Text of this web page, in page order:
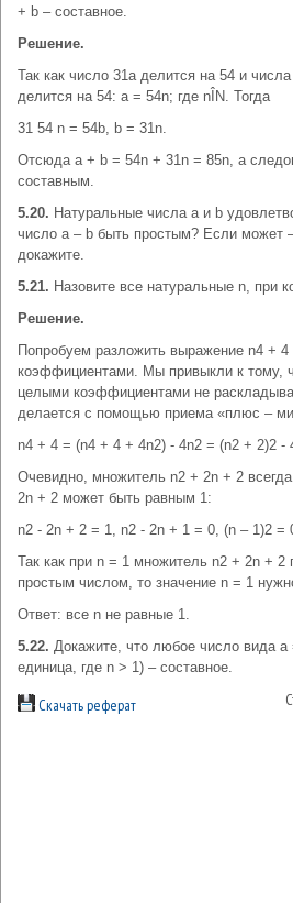
+ b – составное.
Решение.
Так как число 31а делится на 54 и
делится на 54: a = 54n; где nÎN. Тогда
31 54 n = 54b, b = 31n.
Отсюда a + b = 54n + 31n = 85n, а
составным.
5.20. Натуральные числа a и b
число a – b быть простым? Если может
докажите.
5.21. Назовите все натуральные n, при
Решение.
Попробуем разложить выражение n4 +
коэффициентами. Мы привыкли к тому,
целыми коэффициентами не
делается с помощью приема «плюс –
n4 + 4 = (n4 + 4 + 4n2) - 4n2 = (n2 + 2)2
Очевидно, множитель n2 + 2n + 2
2n + 2 может быть равным 1:
n2 - 2n + 2 = 1, n2 - 2n + 1 = 0, (n – 1)2 =
Так как при n = 1 множитель n2 + 2n +
простым числом, то значение n = 1
Ответ: все n не равные 1.
5.22. Докажите, что любое число вида
единица, где n > 1) – составное.
Скачать реферат